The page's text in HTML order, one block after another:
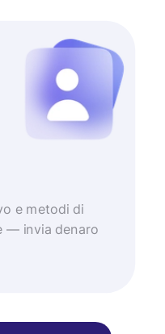
e metodi di
— invia denaro